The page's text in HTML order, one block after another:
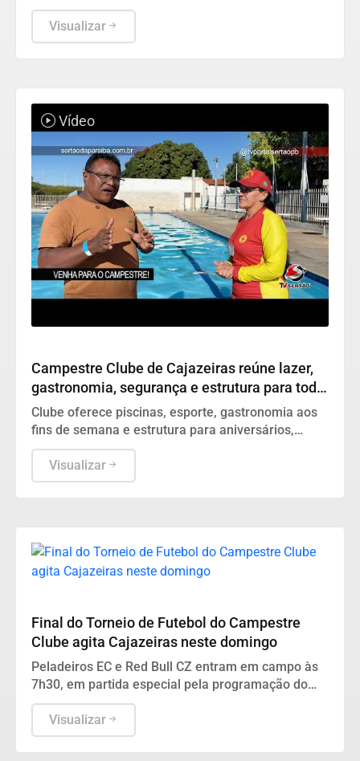
do estado de São Paulo.
Visualizar
Vídeo
Campestre Clube de Cajazeiras reúne lazer,
gastronomia, segurança e estrutura para toda
a família
Clube oferece piscinas, esporte, gastronomia aos
fins de semana e estrutura para aniversários,
casamentos, batizados e eventos empresariais.
Visualizar
Final do Torneio de Futebol do Campestre
Clube agita Cajazeiras neste domingo
Peladeiros EC e Red Bull CZ entram em campo às
7h30, em partida especial pela programação do
Dia dos Pais.
Visualizar